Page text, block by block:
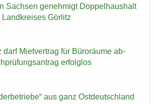
Sach­sen ge­neh­migt Dop­pel­haus­halt
Gör­litz
darf Miet­ver­trag für Bü­ro­räu­me ab­
er­folg­los
aus ganz Ost­deutsch­land